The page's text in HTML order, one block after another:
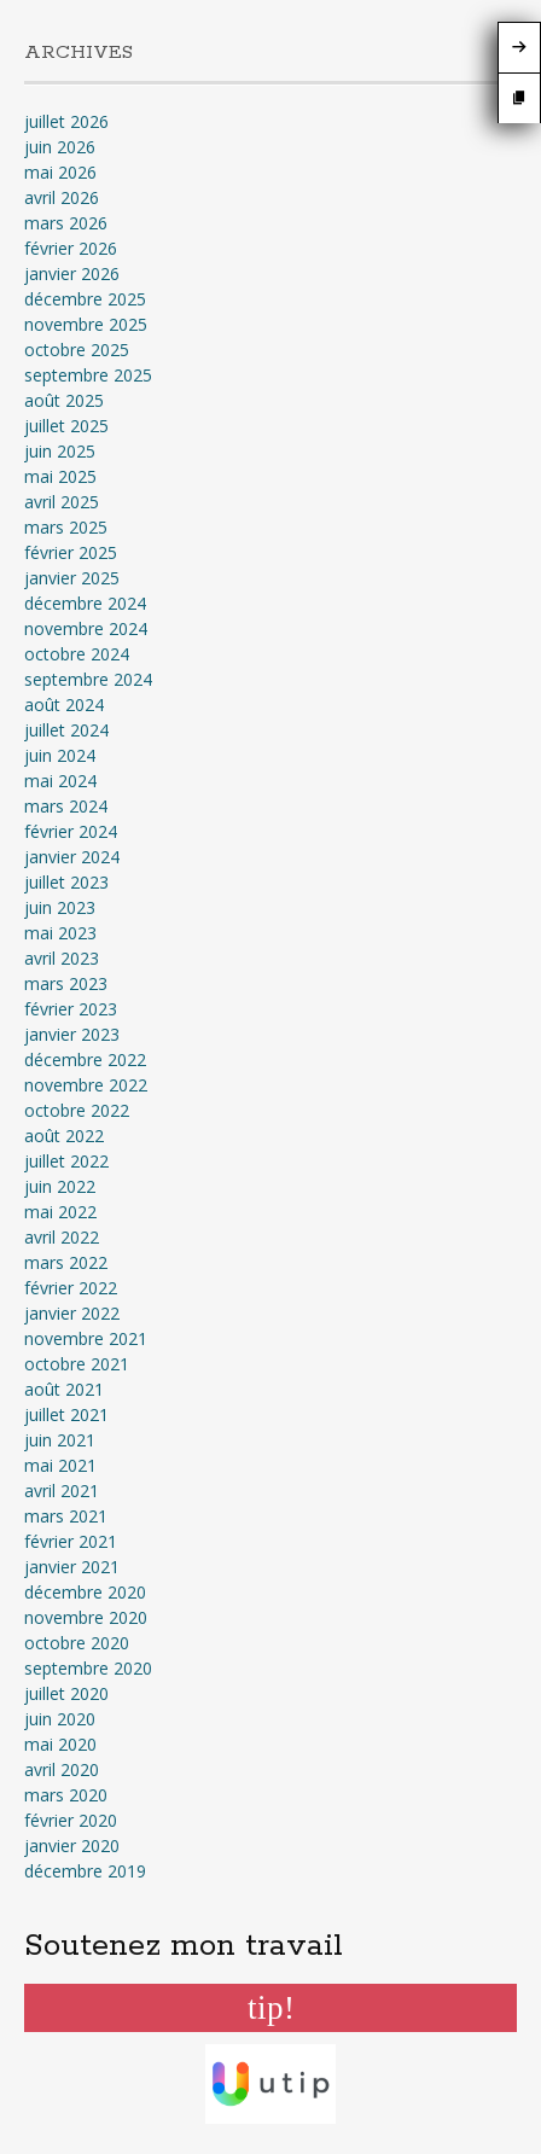
ARCHIVES
juillet 2026
juin 2026
mai 2026
avril 2026
mars 2026
février 2026
janvier 2026
décembre 2025
novembre 2025
octobre 2025
septembre 2025
août 2025
juillet 2025
juin 2025
mai 2025
avril 2025
mars 2025
février 2025
janvier 2025
décembre 2024
novembre 2024
octobre 2024
septembre 2024
août 2024
juillet 2024
juin 2024
mai 2024
mars 2024
février 2024
janvier 2024
juillet 2023
juin 2023
mai 2023
avril 2023
mars 2023
février 2023
janvier 2023
décembre 2022
novembre 2022
octobre 2022
août 2022
juillet 2022
juin 2022
mai 2022
avril 2022
mars 2022
février 2022
janvier 2022
novembre 2021
octobre 2021
août 2021
juillet 2021
juin 2021
mai 2021
avril 2021
mars 2021
février 2021
janvier 2021
décembre 2020
novembre 2020
octobre 2020
septembre 2020
juillet 2020
juin 2020
mai 2020
avril 2020
mars 2020
février 2020
janvier 2020
décembre 2019
Soutenez mon travail
tip!